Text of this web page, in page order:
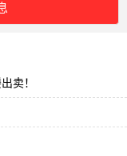
卖！